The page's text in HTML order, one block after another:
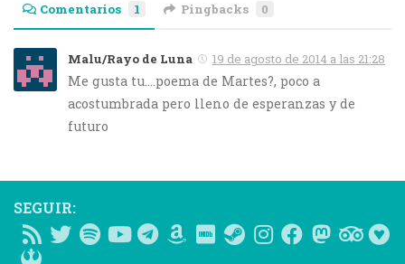
Comentarios 1 Pingbacks 0
Malu/Rayo de Luna 19 de agosto de 2014 a las 21:28
Me gusta tu….poema de Martes?, poco a
acostumbrada pero lleno de esperanzas y de
futuro
SEGUIR: